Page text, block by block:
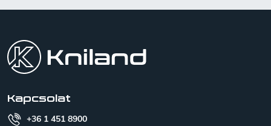
Kapcsolat
+36 1 451 8900